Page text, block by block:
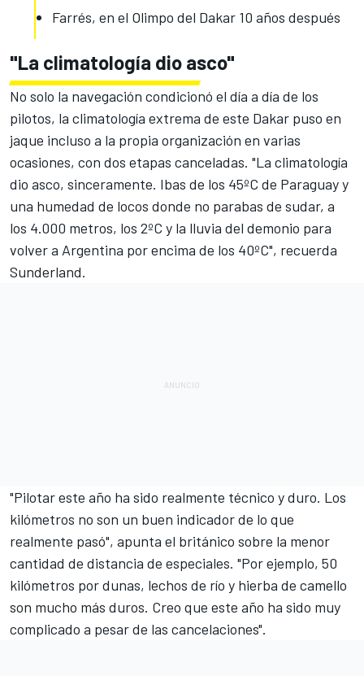
Farrés, en el Olimpo del Dakar 10 años después
"La climatología dio asco"
No solo la navegación condicionó el día a día de los
pilotos, la climatología extrema de este Dakar puso en
jaque incluso a la propia organización en varias
ocasiones, con dos etapas canceladas. "La climatología
dio asco, sinceramente. Ibas de los 45ºC de Paraguay y
una humedad de locos donde no parabas de sudar, a
los 4.000 metros, los 2ºC y la lluvia del demonio para
volver a Argentina por encima de los 40ºC", recuerda
Sunderland.
"Pilotar este año ha sido realmente técnico y duro. Los
kilómetros no son un buen indicador de lo que
realmente pasó", apunta el británico sobre la menor
cantidad de distancia de especiales. "Por ejemplo, 50
kilómetros por dunas, lechos de río y hierba de camello
son mucho más duros. Creo que este año ha sido muy
complicado a pesar de las cancelaciones".